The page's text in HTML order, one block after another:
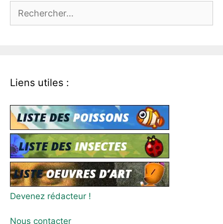
Liens utiles :
Devenez rédacteur !
Nous contacter